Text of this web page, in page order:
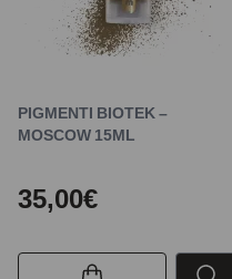
PIGMENTI BIOTEK –
MOSCOW 15ML
35,00€